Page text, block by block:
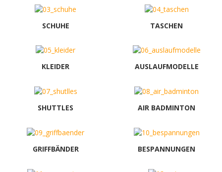
SCHUHE TASCHEN
KLEIDER AUSLAUFMODELLE
SHUTTLES AIR BADMINTON
GRIFFBÄNDER BESPANNUNGEN